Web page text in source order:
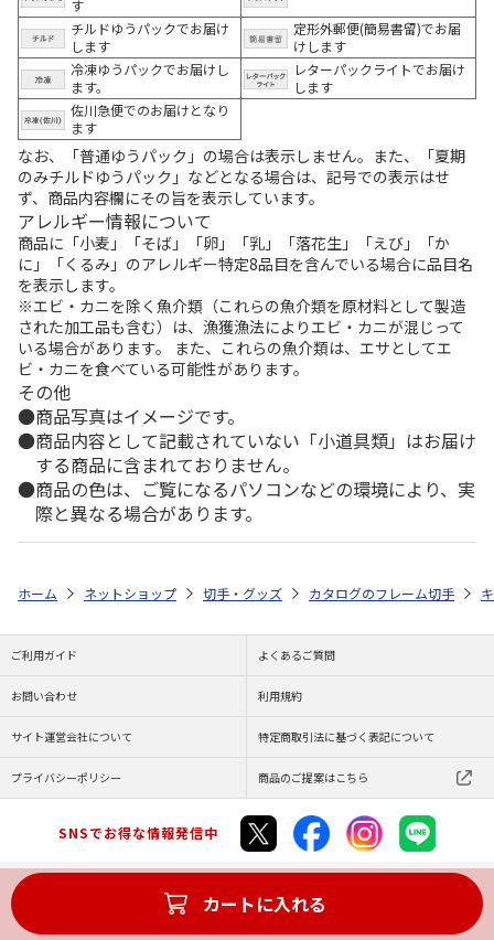
す
チルドゆうパックでお届け
します
定形外郵便(簡易書留)でお届
けします
冷凍ゆうパックでお届けし
ます。
レターパックライトでお届け
します
佐川急便でのお届けとなり
ます
なお、「普通ゆうパック」の場合は表示しません。また、「夏期
のみチルドゆうパック」などとなる場合は、記号での表示はせ
ず、商品内容欄にその旨を表示しています。
アレルギー情報について
商品に「小麦」「そば」「卵」「乳」「落花生」「えび」「か
に」「くるみ」のアレルギー特定8品目を含んでいる場合に品目名
を表示します。
※エビ・カニを除く魚介類（これらの魚介類を原材料として製造
された加工品も含む）は、漁獲漁法によりエビ・カニが混じって
いる場合があります。 また、これらの魚介類は、エサとしてエ
ビ・カニを食べている可能性があります。
その他
商品写真はイメージです。
商品内容として記載されていない「小道具類」はお届け
する商品に含まれておりません。
商品の色は、ご覧になるパソコンなどの環境により、実
際と異なる場合があります。
カートに入れる
ホーム ネットショップ 切手・グッズ カタログのフレーム切手
ご利用ガイド よくあるご質問
お問い合わせ 利用規約
サイト運営会社について 特定商取引法に基づく表記について
プライバシーポリシー 商品のご提案はこちら
SNSでお得な情報発信中